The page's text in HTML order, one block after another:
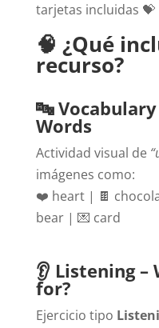
tarjetas incluidas 💝
🧠 ¿Qué
recurso?
🔤
Words
Actividad visual de
imágenes como:
❤️ heart | 🍫
bear | 💌 card
👂 Listening –
for?
Ejercicio tipo